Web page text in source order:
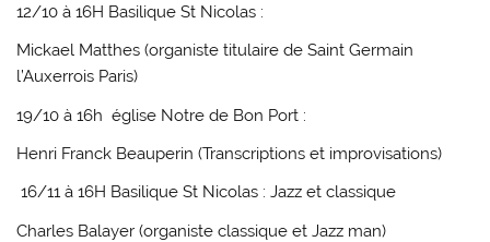
12/10 à 16H Basilique St Nicolas :
Mickael Matthes (organiste titulaire de Saint Germain
l’Auxerrois Paris)
19/10 à 16h église Notre de Bon Port :
Henri Franck Beauperin (Transcriptions et improvisations)
16/11 à 16H Basilique St Nicolas : Jazz et classique
Charles Balayer (organiste classique et Jazz man)